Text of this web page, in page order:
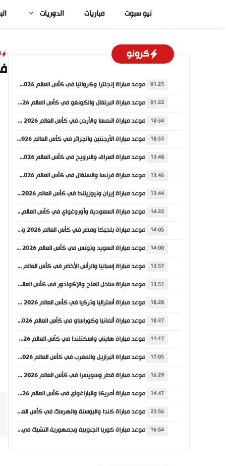
المحتوى
نيو سبوت مباريات الدوريات
كرونو
01:25 موعد مباراة إنجلترا وكرواتيا في كأس العالم 2026 والقنوات الناقلة
01:22 موعد مباراة البرتغال والكونغو في كأس العالم 2026 والقنوات الناقلة
18:34 موعد مباراة النمسا والأردن في كأس العالم 2026 والقنوات الناقلة
18:32 موعد مباراة الأرجنتين والجزائر في كأس العالم 2026 والقنوات الناقلة
13:48 موعد مباراة العراق والنرويج في كأس العالم 2026 والقنوات الناقلة
13:46 موعد مباراة فرنسا والسنغال في كأس العالم 2026 والقنوات الناقلة
13:44 موعد مباراة إيران ونيوزيلندا في كأس العالم 2026 والقنوات الناقلة
14:22 موعد مباراة السعودية وأوروغواي في كأس العالم 2026 والقنوات الناقلة
14:05 موعد مباراة بلجيكا ومصر في كأس العالم 2026 والقنوات الناقلة
14:00 موعد مباراة السويد وتونس في كأس العالم 2026 والقنوات الناقلة
13:57 موعد مباراة إسبانيا والرأس الأخضر في كأس العالم 2026 والقنوات الناقلة
13:51 موعد مباراة ساحل العاج والإكوادور في كأس العالم 2026 والقنوات الناقلة
18:28 موعد مباراة أستراليا وتركيا في كأس العالم 2026 والقنوات الناقلة
18:27 موعد مباراة ألمانيا وكوراساو في كأس العالم 2026 والقنوات الناقلة
11:17 موعد مباراة هايتي واسكتلندا في كأس العالم 2026 والقنوات الناقلة
17:05 موعد مباراة البرازيل والمغرب في كأس العالم 2026 والقنوات الناقلة
16:29 موعد مباراة قطر وسويسرا في كأس العالم 2026 والقنوات الناقلة
14:47 موعد مباراة أمريكا والباراغواي في كأس العالم 2026 والقنوات الناقلة
23:56 موعد مباراة كندا والبوسنة والهرسك في كأس العالم 2026 والقنوات الناقلة
16:54 موعد مباراة كوريا الجنوبية وجمهورية التشيك في كأس العالم 2026 والقنوات الناقلة